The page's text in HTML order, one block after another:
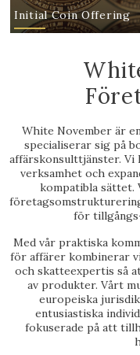
Initial Coin Offering
White November är
specialiserar sig på
affärskonsulttjänster.
verksamhet och
kompatibla sättet.
för
Med vår praktiska
för affärer kombinerar
och skatteexpertis så
av produkter. Vårt
europeiska
entusiastiska
fokuserade på att